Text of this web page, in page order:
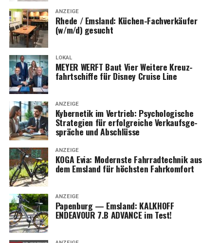
ANZEIGE
Rhe­de / Ems­land: Küchen-Fach­ver­käu­fer
(w/m/d) gesucht
LOKAL
MEYER WERFT Baut Vier Wei­te­re Kreuz­
fahrt­schif­fe für Dis­ney Crui­se Line
ANZEIGE
Kyber­ne­tik im Ver­trieb: Psy­cho­lo­gi­sche
Stra­te­gien für erfolg­rei­che Ver­kaufs­ge­
sprä­che und Abschlüsse
ANZEIGE
KOGA Evia: Moderns­te Fahr­rad­tech­nik aus
dem Ems­land für höchs­ten Fahrkomfort
ANZEIGE
Papen­burg — Ems­land: KALKHOFF
ENDEAVOUR 7.B ADVANCE im Test!